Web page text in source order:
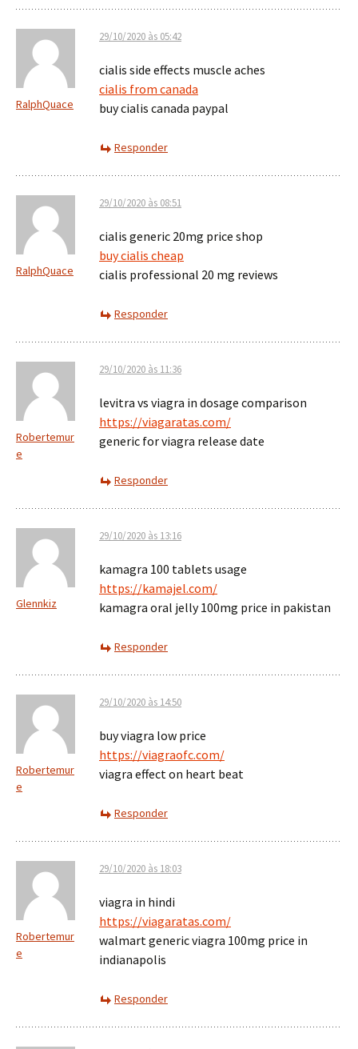
RalphQuace
29/10/2020 às 05:42
cialis side effects muscle aches
cialis from canada
buy cialis canada paypal
Responder
RalphQuace
29/10/2020 às 08:51
cialis generic 20mg price shop
buy cialis cheap
cialis professional 20 mg reviews
Responder
Robertemur
e
29/10/2020 às 11:36
levitra vs viagra in dosage comparison
https://viagaratas.com/
generic for viagra release date
Responder
Glennkiz
29/10/2020 às 13:16
kamagra 100 tablets usage
https://kamajel.com/
kamagra oral jelly 100mg price in pakistan
Responder
Robertemur
e
29/10/2020 às 14:50
buy viagra low price
https://viagraofc.com/
viagra effect on heart beat
Responder
Robertemur
e
29/10/2020 às 18:03
viagra in hindi
https://viagaratas.com/
walmart generic viagra 100mg price in
indianapolis
Responder